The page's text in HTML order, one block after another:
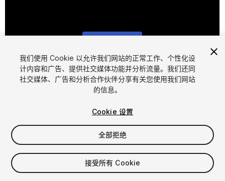
1/4
$5
增值税将在结算时计算
我们使用 Cookie 以允许我们网站的正常工作、个性化设
计内容和广告、提供社交媒体功能并分析流量。我们还同
社交媒体、广告和分析合作伙伴分享有关您使用我们网站
的信息。
Cookie 设置
全部拒绝
接受所有 Cookie